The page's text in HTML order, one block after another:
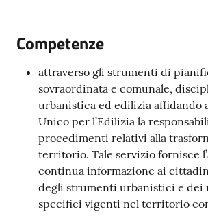
Servizi
argomenti
Competenze
attraverso gli strumenti di
sovraordinata e comunale,
urbanistica ed edilizia affidando
Unico per l’Edilizia la
procedimenti relativi alla
territorio. Tale servizio fornisce
continua informazione ai
degli strumenti urbanistici e dei
specifici vigenti nel territorio